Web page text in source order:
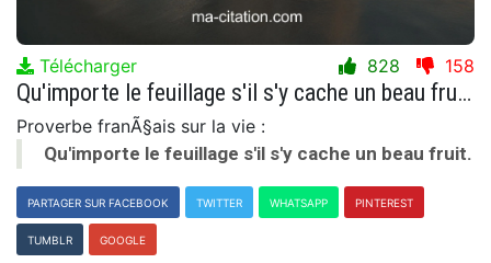
Télécharger 828 158
Qu'importe le feuillage s'il s'y cache un beau fruit.
Proverbe franÃ§ais sur la vie :
Qu'importe le feuillage s'il s'y cache un beau fruit.
PARTAGER SUR FACEBOOK TWITTER WHATSAPP PINTEREST
TUMBLR GOOGLE